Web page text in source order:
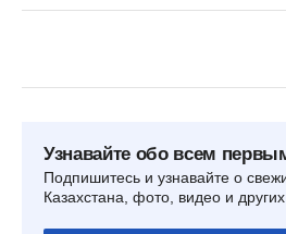
Узнавайте обо всем
Подпишитесь и узнавайте о
Казахстана, фото, видео и